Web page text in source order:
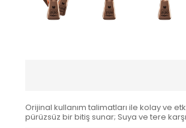
Orijinal kullanım talimatları ile kolay ve
pürüzsüz bir bitiş sunar; Suya ve tere